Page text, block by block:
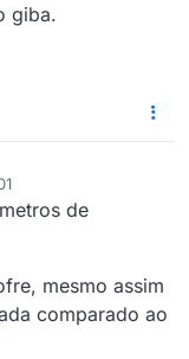
giba.
de
mesmo assim
comparado ao